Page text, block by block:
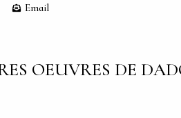
Email
OEUVRES DE